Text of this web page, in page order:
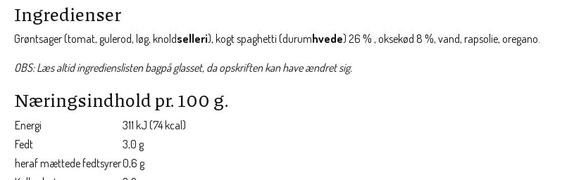
Ingredienser
Grøntsager (tomat, gulerod, løg, knoldselleri), kogt spaghetti (durumhvede) 26 % , oksekød 8 %, vand, rapsolie, oregano.
OBS: Læs altid ingredienslisten bagpå glasset, da opskriften kan have ændret sig.
Næringsindhold pr. 100 g.
Energi
311 kJ (74 kcal)
Fedt
3,0 g
heraf mættede fedtsyrer0,6 g